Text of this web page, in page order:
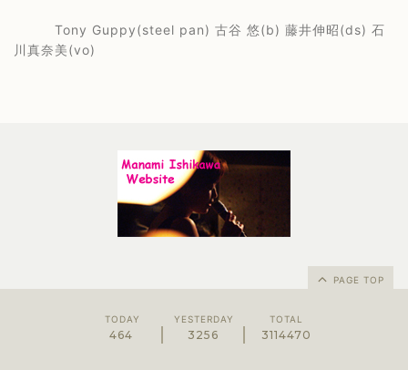
Tony Guppy(steel pan) 古谷 悠(b) 藤井伸昭(ds) 石
川真奈美(vo)
PAGE TOP
TODAY
464
YESTERDAY
3256
TOTAL
3114470